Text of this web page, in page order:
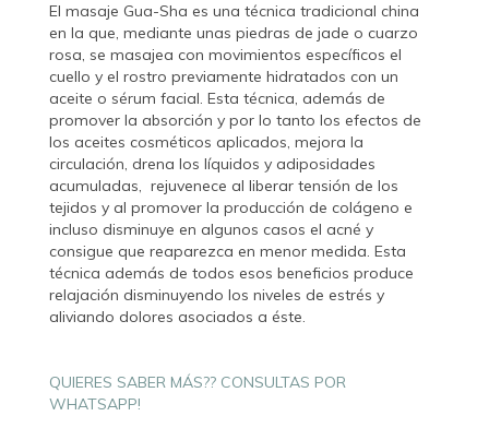
El masaje Gua-Sha es una técnica tradicional china
en la que, mediante unas piedras de jade o cuarzo
rosa, se masajea con movimientos específicos el
cuello y el rostro previamente hidratados con un
aceite o sérum facial. Esta técnica, además de
promover la absorción y por lo tanto los efectos de
los aceites cosméticos aplicados, mejora la
circulación, drena los líquidos y adiposidades
acumuladas, rejuvenece al liberar tensión de los
tejidos y al promover la producción de colágeno e
incluso disminuye en algunos casos el acné y
consigue que reaparezca en menor medida. Esta
técnica además de todos esos beneficios produce
relajación disminuyendo los niveles de estrés y
aliviando dolores asociados a éste.
QUIERES SABER MÁS?? CONSULTAS POR
WHATSAPP!